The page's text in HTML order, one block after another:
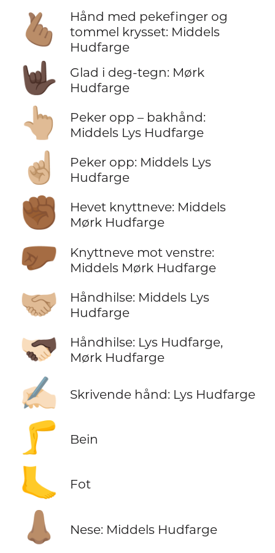
🫰🏽
Hånd med pekefinger og
tommel krysset: Middels
Hudfarge
🤟🏿
Glad i deg-tegn: Mørk
Hudfarge
👆🏼
Peker opp – bakhånd:
Middels Lys Hudfarge
☝🏼
Peker opp: Middels Lys
Hudfarge
✊🏾
Hevet knyttneve: Middels
Mørk Hudfarge
🤛🏾
Knyttneve mot venstre:
Middels Mørk Hudfarge
🤝🏼
Håndhilse: Middels Lys
Hudfarge
🫱🏻‍🫲🏿
Håndhilse: Lys Hudfarge,
Mørk Hudfarge
✍🏻 Skrivende hånd: Lys Hudfarge
🦵 Bein
🦶 Fot
👃🏽 Nese: Middels Hudfarge